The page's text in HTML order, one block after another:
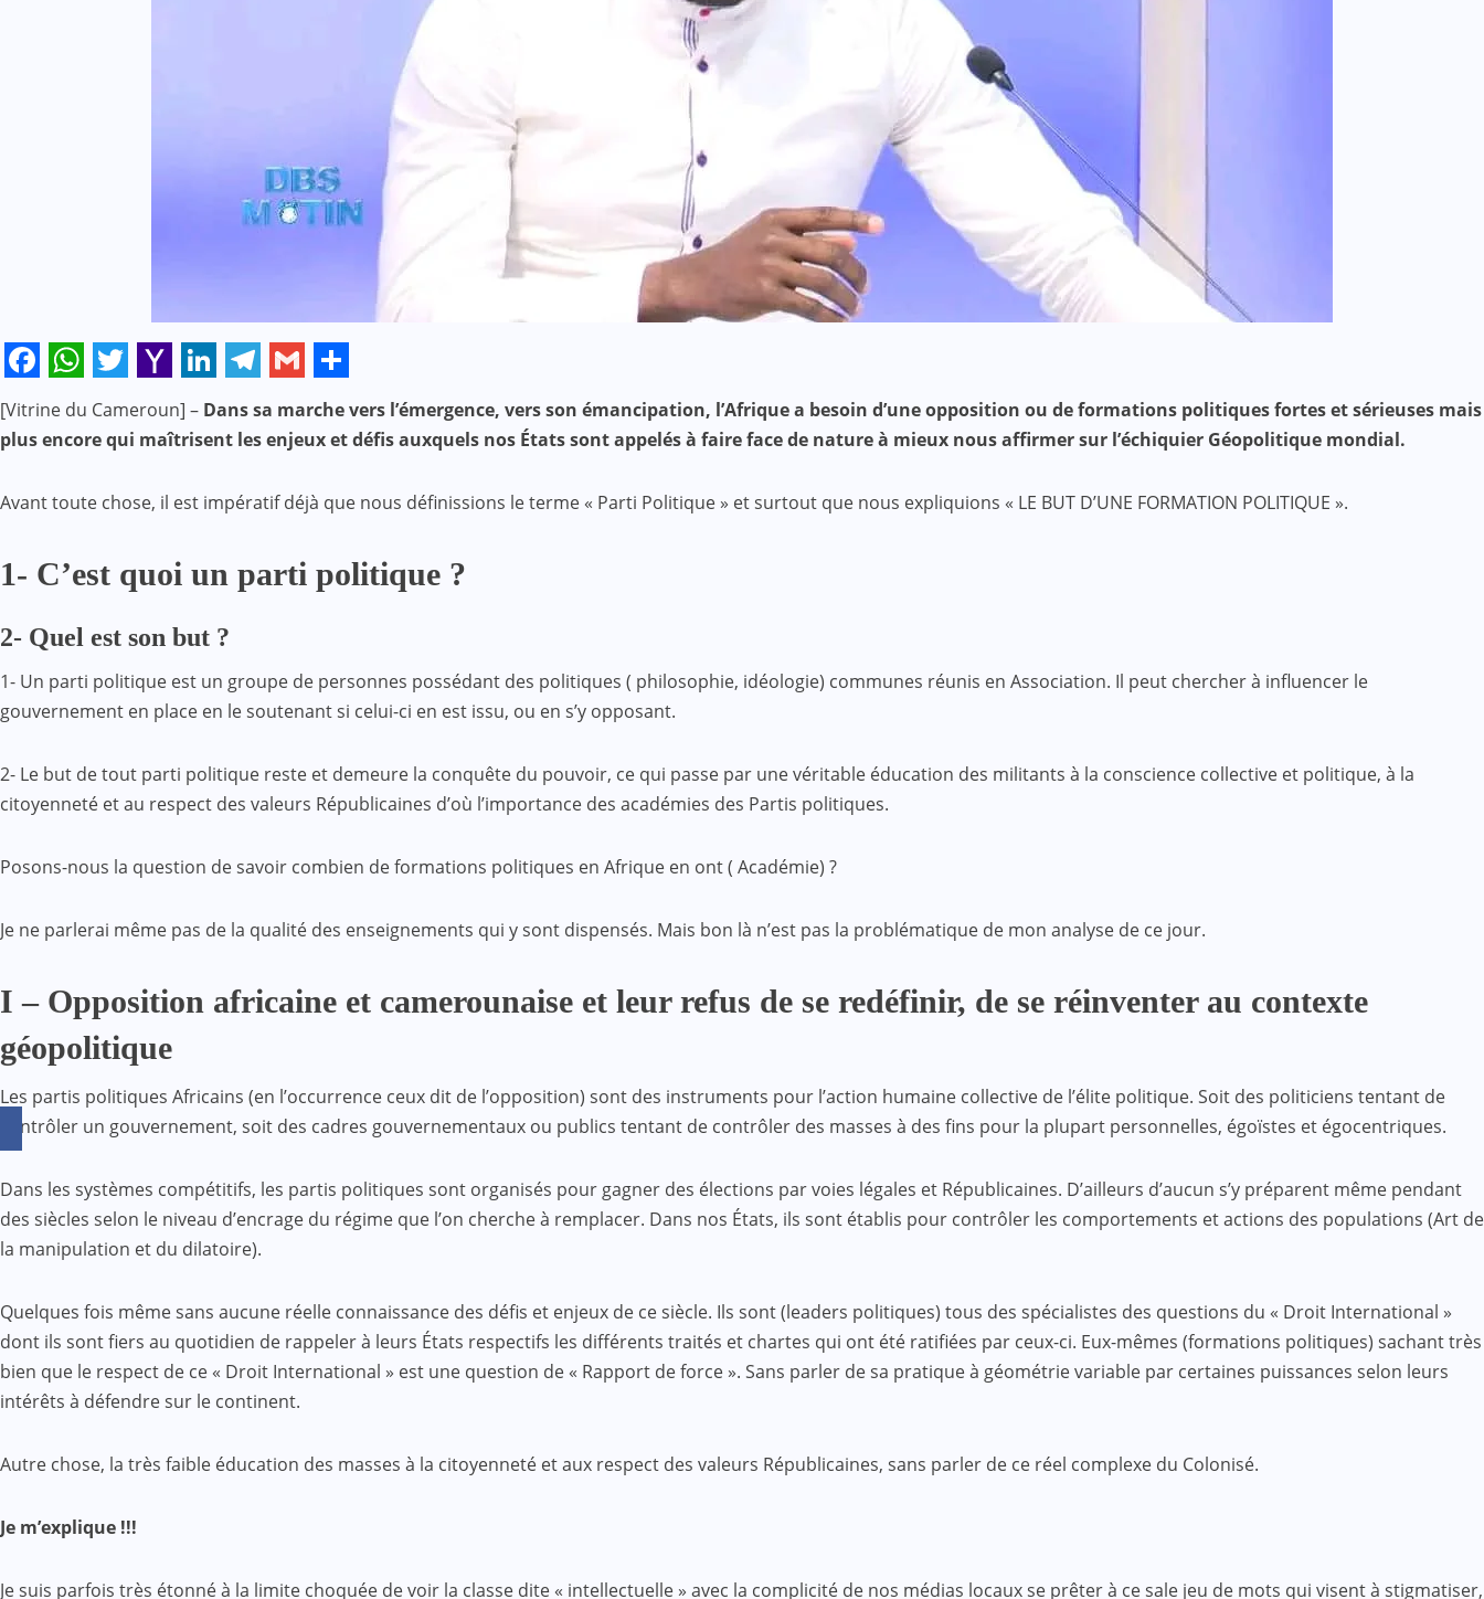
Facebook
WhatsApp
Twitter
Yahoo
Mail
LinkedIn
Telegram
Gmail
Share
[Vitrine du Cameroun] – Dans sa marche vers l’émergence, vers son émancipation, l’Afrique a besoin d’une opposition ou de formations politiques fortes et sérieuses mais
plus encore qui maîtrisent les enjeux et défis auxquels nos États sont appelés à faire face de nature à mieux nous affirmer sur l’échiquier Géopolitique mondial.
Avant toute chose, il est impératif déjà que nous définissions le terme « Parti Politique » et surtout que nous expliquions « LE BUT D’UNE FORMATION POLITIQUE ».
1- C’est quoi un parti politique ?
2- Quel est son but ?
1- Un parti politique est un groupe de personnes possédant des politiques ( philosophie, idéologie) communes réunis en Association. Il peut chercher à influencer le
gouvernement en place en le soutenant si celui-ci en est issu, ou en s’y opposant.
2- Le but de tout parti politique reste et demeure la conquête du pouvoir, ce qui passe par une véritable éducation des militants à la conscience collective et politique, à la
citoyenneté et au respect des valeurs Républicaines d’où l’importance des académies des Partis politiques.
Posons-nous la question de savoir combien de formations politiques en Afrique en ont ( Académie) ?
Je ne parlerai même pas de la qualité des enseignements qui y sont dispensés. Mais bon là n’est pas la problématique de mon analyse de ce jour.
I – Opposition africaine et camerounaise et leur refus de se redéfinir, de se réinventer au contexte
géopolitique
Les partis politiques Africains (en l’occurrence ceux dit de l’opposition) sont des instruments pour l’action humaine collective de l’élite politique. Soit des politiciens tentant de
contrôler un gouvernement, soit des cadres gouvernementaux ou publics tentant de contrôler des masses à des fins pour la plupart personnelles, égoïstes et égocentriques.
Dans les systèmes compétitifs, les partis politiques sont organisés pour gagner des élections par voies légales et Républicaines. D’ailleurs d’aucun s’y préparent même pendant
des siècles selon le niveau d’encrage du régime que l’on cherche à remplacer. Dans nos États, ils sont établis pour contrôler les comportements et actions des populations (Art de
la manipulation et du dilatoire).
Quelques fois même sans aucune réelle connaissance des défis et enjeux de ce siècle. Ils sont (leaders politiques) tous des spécialistes des questions du « Droit International »
dont ils sont fiers au quotidien de rappeler à leurs États respectifs les différents traités et chartes qui ont été ratifiées par ceux-ci. Eux-mêmes (formations politiques) sachant très
bien que le respect de ce « Droit International » est une question de « Rapport de force ». Sans parler de sa pratique à géométrie variable par certaines puissances selon leurs
intérêts à défendre sur le continent.
Autre chose, la très faible éducation des masses à la citoyenneté et aux respect des valeurs Républicaines, sans parler de ce réel complexe du Colonisé.
Je m’explique !!!
Je suis parfois très étonné à la limite choquée de voir la classe dite « intellectuelle » avec la complicité de nos médias locaux se prêter à ce sale jeu de mots qui visent à stigmatiser,